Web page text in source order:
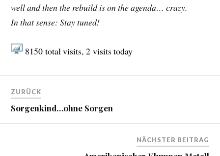
well and then the rebuild is on the agenda… crazy.
In that sense: Stay tuned!
8150 total visits, 2 visits today
ZURÜCK
Sorgenkind…ohne Sorgen
NÄCHSTER BEITRAG